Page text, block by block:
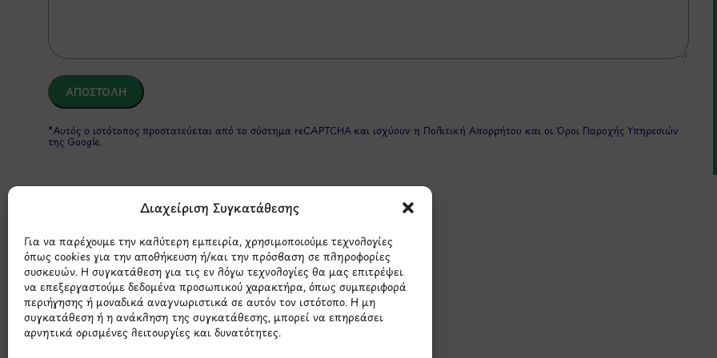
Διαχείριση Συγκατάθεσης
Για να παρέχουμε την καλύτερη εμπειρία, χρησιμοποιούμε τεχνολογίες
όπως cookies για την αποθήκευση ή/και την πρόσβαση σε πληροφορίες
συσκευών. Η συγκατάθεση για τις εν λόγω τεχνολογίες θα μας επιτρέψει
να επεξεργαστούμε δεδομένα προσωπικού χαρακτήρα, όπως συμπεριφορά
περιήγησης ή μοναδικά αναγνωριστικά σε αυτόν τον ιστότοπο. Η μη
συγκατάθεση ή η ανάκληση της συγκατάθεσης, μπορεί να επηρεάσει
αρνητικά ορισμένες λειτουργίες και δυνατότητες.
*Αυτός ο ιστότοπος προστατεύεται από το σύστημα reCAPTCHA και ισχύουν η Πολιτική Απορρήτου και οιΌροι Παροχής Υπηρεσιών
της Google.
Μάθετε πρώτοι τα νέα και τις